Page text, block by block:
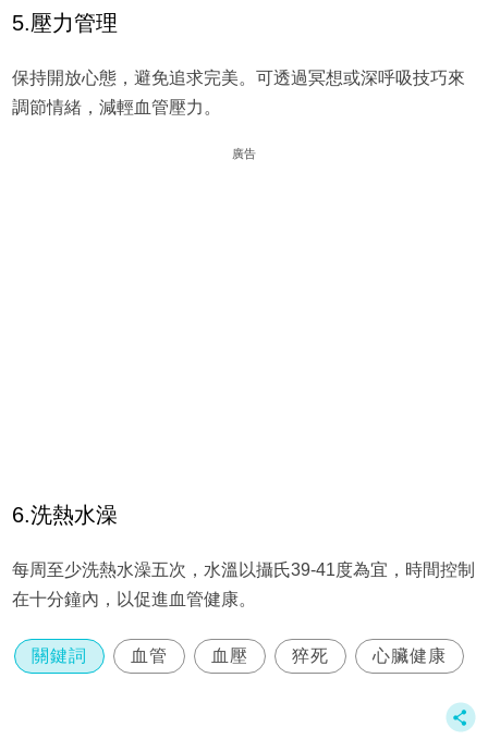
5.壓力管理
保持開放心態，避免追求完美。可透過冥想或深呼吸技巧來
調節情緒，減輕血管壓力。
廣告
6.洗熱水澡
每周至少洗熱水澡五次，水溫以攝氏39-41度為宜，時間控制
在十分鐘內，以促進血管健康。
關鍵詞 血管 血壓 猝死 心臟健康